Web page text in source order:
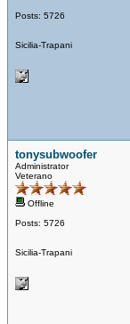
Posts: 5726
Sicilia-Trapani
tonysubwoofer
Administrator
Veterano
Offline
Posts: 5726
Sicilia-Trapani